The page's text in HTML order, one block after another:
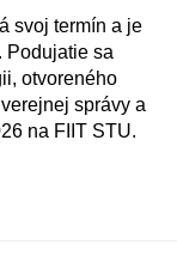
svoj termín a je
Podujatie sa
otvoreného
správy a
na FIIT STU.